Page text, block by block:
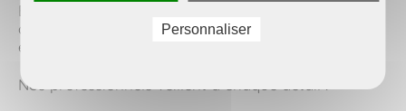
En hiver, les maisons sont plus sollicitées :
chauffage, cuisine intense, réunions en intérieur… Il
est essentiel de conserver un environnement
Nos professionnels veillent à chaque détail :
Personnaliser